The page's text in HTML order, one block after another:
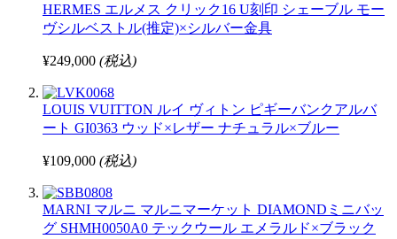
HERMES エルメス クリック16 U刻印 シェーブル モー
ヴシルベストル(推定)×シルバー金具
¥249,000 (税込)
LOUIS VUITTON ルイ ヴィトン ピギーバンクアルバ
ート GI0363 ウッド×レザー ナチュラル×ブルー
¥109,000 (税込)
MARNI マルニ マルニマーケット DIAMONDミニバッ
グ SHMH0050A0 テックウール エメラルド×ブラック